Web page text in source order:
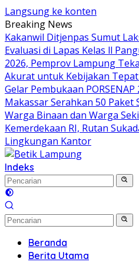
Langsung ke konten
Breaking News
Kakanwil Ditjenpas Sumut
Evaluasi di Lapas Kelas ll
2026, Pemprov Lampung
Akurat untuk Kebijakan
Gelar Pembukaan PORSENAP
Makassar Serahkan 50 Paket
Warga Binaan dan Warga
Kemerdekaan RI, Rutan
Lingkungan Kantor
Indeks
Beranda
Berita Utama